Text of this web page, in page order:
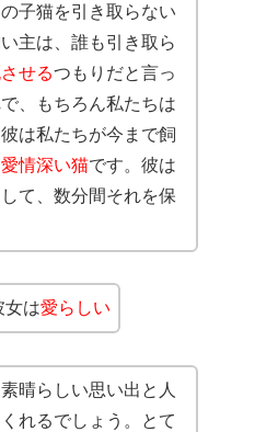
子猫を引き取らない
主は、誰も引き取ら
せるつもりだと言っ
、もちろん私たちは
は私たちが今まで飼
情深い猫です。彼は
て、数分間それを保
女は愛らしい
晴らしい思い出と人
れるでしょう。とて